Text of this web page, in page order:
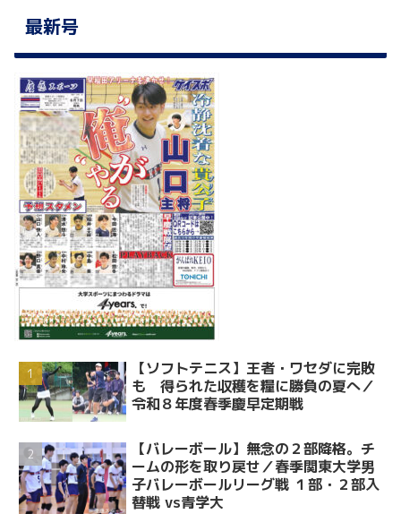
最新号
【ソフトテニス】王者・ワセダに完敗
も 得られた収穫を糧に勝負の夏へ／
令和８年度春季慶早定期戦
【バレーボール】無念の２部降格。チ
ームの形を取り戻せ／春季関東大学男
子バレーボールリーグ戦 １部・２部入
替戦 vs青学大